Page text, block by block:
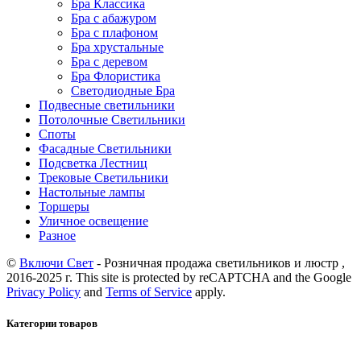
Бра Классика
Бра с абажуром
Бра с плафоном
Бра хрустальные
Бра с деревом
Бра Флористика
Светодиодные Бра
Подвесные светильники
Потолочные Светильники
Споты
Фасадные Светильники
Подсветка Лестниц
Трековые Светильники
Настольные лампы
Торшеры
Уличное освещение
Разное
© Включи Свет - Розничная продажа светильников и люстр ,
2016-2025 г. This site is protected by reCAPTCHA and the Google
Privacy Policy and Terms of Service apply.
Категории товаров